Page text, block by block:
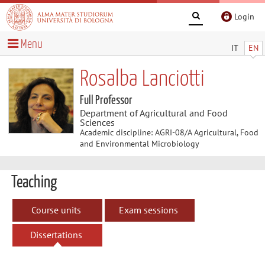
Login
IT EN
Menu
Rosalba Lanciotti
Full Professor
Department of Agricultural and Food
Sciences
Academic discipline: AGRI-08/A Agricultural, Food
and Environmental Microbiology
Teaching
Course units Exam sessions
Dissertations